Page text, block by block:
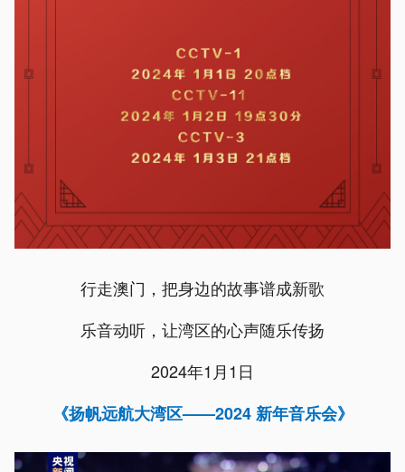
行走澳门，把身边的故事谱成新歌
乐音动听，让湾区的心声随乐传扬
2024年1月1日
《扬帆远航大湾区——2024 新年音乐会》